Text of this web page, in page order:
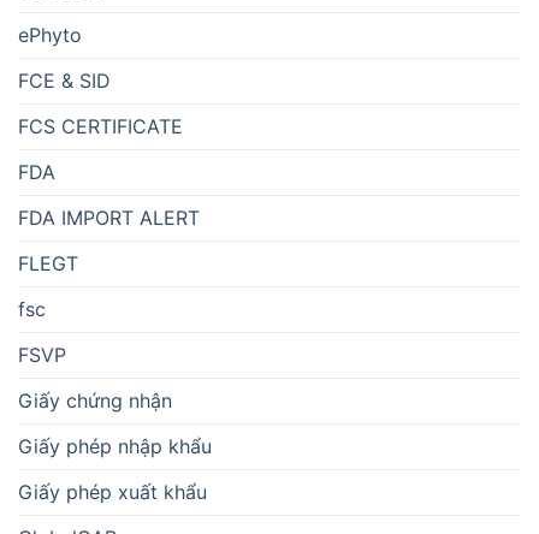
ePhyto
FCE & SID
FCS CERTIFICATE
FDA
FDA IMPORT ALERT
FLEGT
fsc
FSVP
Giấy chứng nhận
Giấy phép nhập khẩu
Giấy phép xuất khẩu